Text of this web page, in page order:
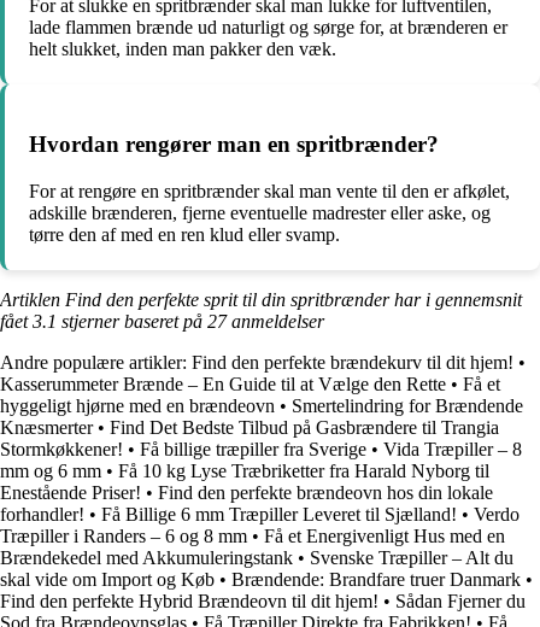
For at slukke en spritbrænder skal man lukke for luftventilen,
lade flammen brænde ud naturligt og sørge for, at brænderen er
helt slukket, inden man pakker den væk.
Hvordan rengører man en spritbrænder?
For at rengøre en spritbrænder skal man vente til den er afkølet,
adskille brænderen, fjerne eventuelle madrester eller aske, og
tørre den af med en ren klud eller svamp.
Artiklen Find den perfekte sprit til din spritbrænder har i gennemsnit
fået3.1 stjerner baseret på 27anmeldelser
Andre populære artikler: Find den perfekte brændekurv til dit hjem! •
Kasserummeter Brænde – En Guide til at Vælge den Rette • Få et
hyggeligt hjørne med en brændeovn • Smertelindring for Brændende
Knæsmerter• Find Det Bedste Tilbud på Gasbrændere til Trangia
Stormkøkkener! • Få billige træpiller fra Sverige • Vida Træpiller – 8
mm og 6 mm • Få 10 kg Lyse Træbriketter fra Harald Nyborg til
Enestående Priser! • Find den perfekte brændeovn hos din lokale
forhandler! • Få Billige 6 mm Træpiller Leveret til Sjælland! • Verdo
Træpiller i Randers – 6 og 8 mm • Få et Energivenligt Hus med en
Brændekedel med Akkumuleringstank • Svenske Træpiller – Alt du
skal vide om Import og Køb • Brændende: Brandfare truer Danmark •
Find den perfekte Hybrid Brændeovn til dit hjem! • Sådan Fjerner du
Sod fra Brændeovnsglas • Få Træpiller Direkte fra Fabrikken! • Få